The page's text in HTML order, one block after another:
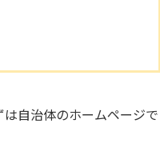
自治体のホームページで